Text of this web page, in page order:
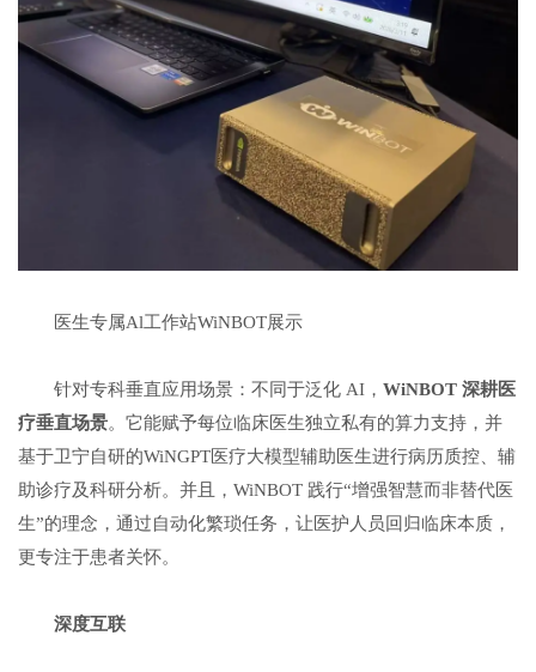
医生专属Al工作站WiNBOT展示
针对专科垂直应用场景：不同于泛化 AI， WiNBOT 深耕医
疗垂直场景。它能赋予每位临床医生独立私有的算力支持，并
基于卫宁自研的WiNGPT医疗大模型辅助医生进行病历质控、辅
助诊疗及科研分析。并且，WiNBOT 践行“增强智慧而非替代医
生”的理念，通过自动化繁琐任务，让医护人员回归临床本质，
更专注于患者关怀。
深度互联